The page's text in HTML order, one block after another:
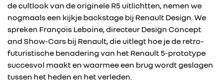
de cultlook van de originele R5 uitlichtten, nemen we
nogmaals een kijkje backstage bij Renault Design. We
spreken François Leboine, directeur Design Concept
and Show-Cars bij Renault, die uitlegt hoe je de retro-
futuristische benadering van het Renault 5-prototype
succesvol maakt en waarmee een brug wordt geslagen
tussen het heden en het verleden.